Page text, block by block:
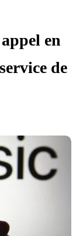
en
de